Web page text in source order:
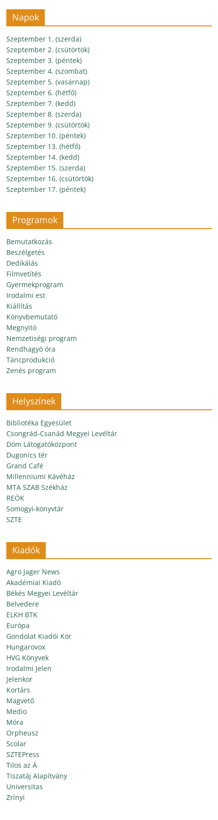
Napok
Szeptember 1. (szerda)
Szeptember 2. (csütörtök)
Szeptember 3. (péntek)
Szeptember 4. (szombat)
Szeptember 5. (vasárnap)
Szeptember 6. (hétfő)
Szeptember 7. (kedd)
Szeptember 8. (szerda)
Szeptember 9. (csütörtök)
Szeptember 10. (péntek)
Szeptember 13. (hétfő)
Szeptember 14. (kedd)
Szeptember 15. (szerda)
Szeptember 16. (csütörtök)
Szeptember 17. (péntek)
Programok
Bemutatkozás
Beszélgetés
Dedikálás
Filmvetítés
Gyermekprogram
Irodalmi est
Kiállítás
Könyvbemutató
Megnyitó
Nemzetiségi program
Rendhagyó óra
Táncprodukció
Zenés program
Helyszínek
Bibliotéka Egyesület
Csongrád-Csanád Megyei Levéltár
Dóm Látogatóközpont
Dugonics tér
Grand Café
Millenniumi Kávéház
MTA SZAB Székház
REÖK
Somogyi-könyvtár
SZTE
Kiadók
Agro Jager News
Akadémiai Kiadó
Békés Megyei Levéltár
Belvedere
ELKH BTK
Európa
Gondolat Kiadói Kör
Hungarovox
HVG Könyvek
Irodalmi Jelen
Jelenkor
Kortárs
Magvető
Medio
Móra
Orpheusz
Scolar
SZTEPress
Tilos az Á
Tiszatáj Alapítvány
Universitas
Zrínyi